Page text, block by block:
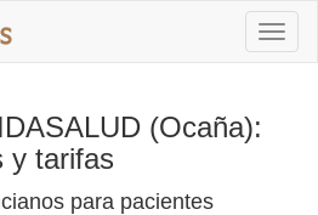
(Ocaña):
y tarifas
para pacientes